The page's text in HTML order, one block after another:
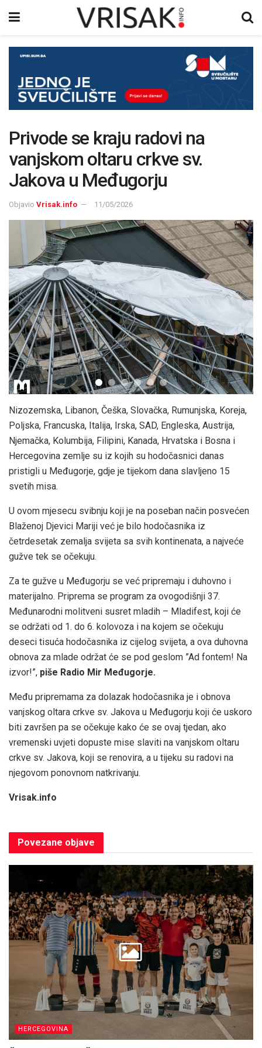
Privode se kraju radovi na
vanjskom oltaru crkve sv.
Jakova u Međugorju
Objavio Vrisak.info 11/05/2026
Nizozemska, Libanon, Češka, Slovačka, Rumunjska, Koreja,
Poljska, Francuska, Italija, Irska, SAD, Engleska, Austrija,
Njemačka, Kolumbija, Filipini, Kanada, Hrvatska i Bosna i
Hercegovina zemlje su iz kojih su hodočasnici danas
pristigli u Međugorje, gdje je tijekom dana slavljeno 15
svetih misa.
U ovom mjesecu svibnju koji je na poseban način posvećen
Blaženoj Djevici Mariji već je bilo hodočasnika iz
četrdesetak zemalja svijeta sa svih kontinenata, a najveće
gužve tek se očekuju.
Za te gužve u Međugorju se već pripremaju i duhovno i
materijalno. Priprema se program za ovogodišnji 37.
Međunarodni molitveni susret mladih – Mladifest, koji će
se održati od 1. do 6. kolovoza i na kojem se očekuju
deseci tisuća hodočasnika iz cijelog svijeta, a ova duhovna
obnova za mlade održat će se pod geslom ”Ad fontem! Na
izvor!”, piše Radio Mir Međugorje.
Među pripremama za dolazak hodočasnika je i obnova
vanjskog oltara crkve sv. Jakova u Međugorju koji će uskoro
biti završen pa se očekuje kako će se ovaj tjedan, ako
vremenski uvjeti dopuste mise slaviti na vanjskom oltaru
crkve sv. Jakova, koji se renovira, a u tijeku su radovi na
njegovom ponovnom natkrivanju.
Vrisak.info
Povezane objave
HERCEGOVINA